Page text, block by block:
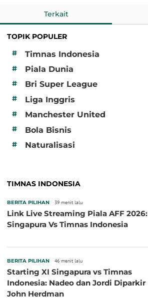
Terkait
TOPIK POPULER
#
Timnas Indonesia
# Piala Dunia
# Bri Super League
# Liga Inggris
# Manchester United
# Bola Bisnis
# Naturalisasi
TIMNAS INDONESIA
BERITA PILIHAN 39 menit lalu
Link Live Streaming Piala AFF 2026:
Singapura Vs Timnas Indonesia
BERITA PILIHAN 46 menit lalu
Starting XI Singapura vs Timnas
Indonesia: Nadeo dan Jordi Diparkir
John Herdman